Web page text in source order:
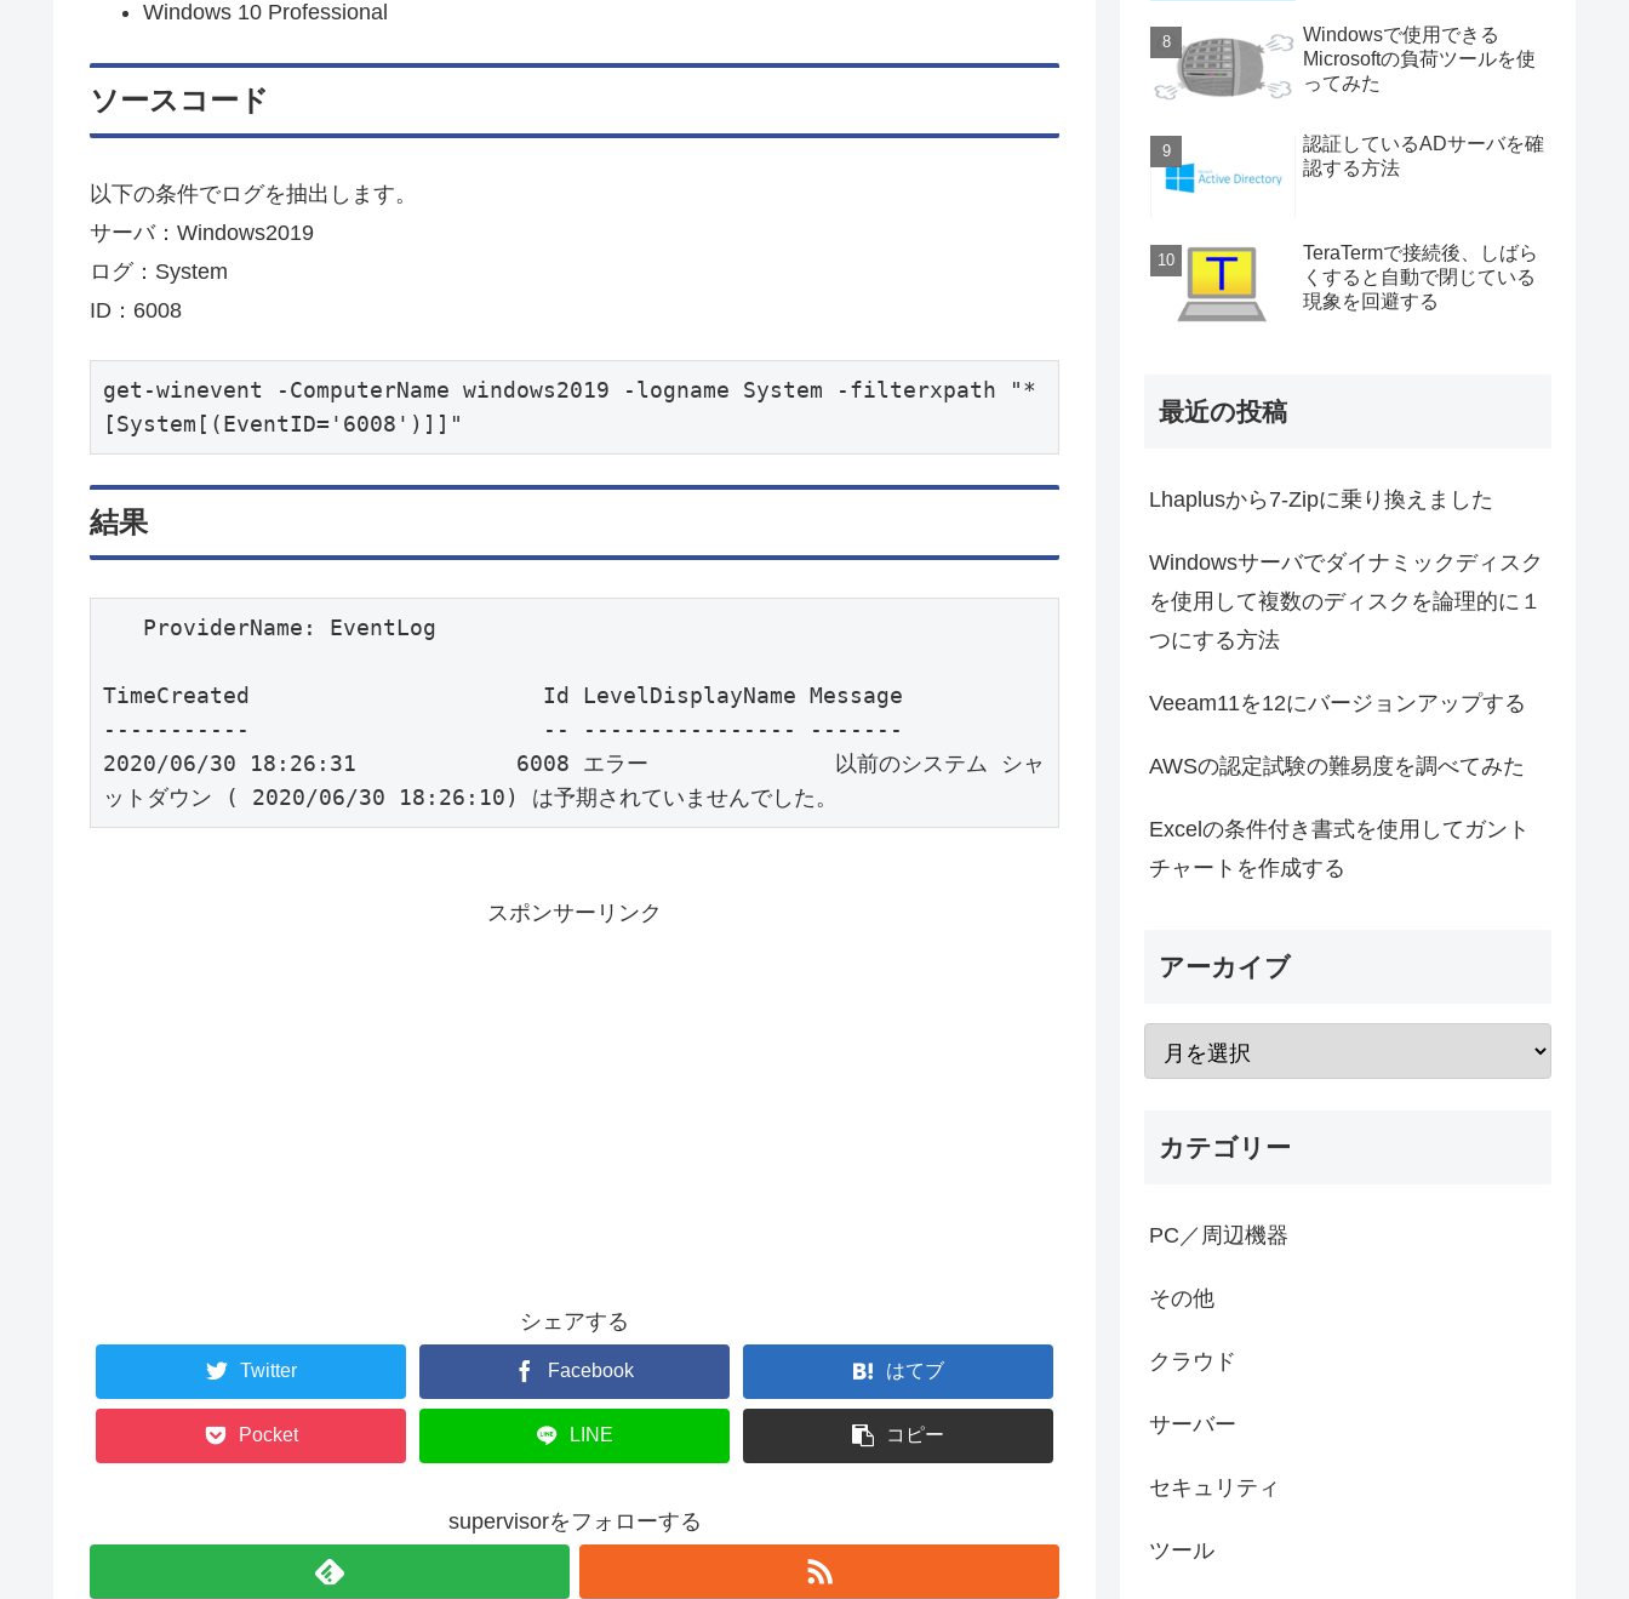
Windows 10 Professional
ソースコード
以下の条件でログを抽出します。
サーバ：Windows2019
ログ：System
ID：6008
get-winevent -ComputerName windows2019 -logname System -filterxpath "*
[System[(EventID='6008')]]"
結果
TimeCreated                      Id LevelDisplayName Message
-----------                      -- ---------------- -------
2020/06/30 18:26:31            6008 エラー              以前のシステム シャ
スポンサーリンク
シェアする
Twitter Facebook はてブ
Pocket LINE コピー
supervisorをフォローする
Windowsで使用できる
Microsoftの負荷ツールを使
ってみた
認証しているADサーバを確
認する方法
TeraTermで接続後、しばら
くすると自動で閉じている
現象を回避する
最近の投稿
Lhaplusから7-Zipに乗り換えました
Windowsサーバでダイナミックディスク
を使用して複数のディスクを論理的に１
つにする方法
Veeam11を12にバージョンアップする
AWSの認定試験の難易度を調べてみた
Excelの条件付き書式を使用してガント
チャートを作成する
アーカイブ
カテゴリー
PC／周辺機器
その他
クラウド
サーバー
セキュリティ
ツール